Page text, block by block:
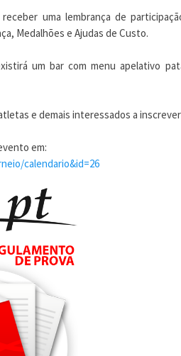
uma lembrança de
Medalhões e Ajudas de Custo.
um bar com menu apelativo
e demais interessados a
em:
calendario&id=26